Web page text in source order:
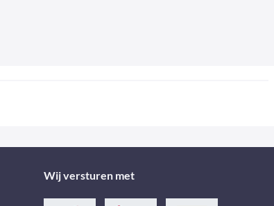
Wij versturen met